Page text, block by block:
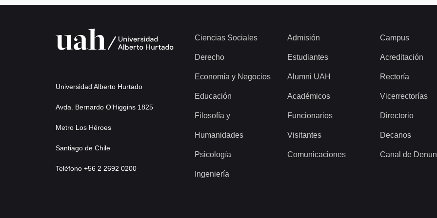
Universidad Alberto Hurtado
Avda. Bernardo O’Higgins 1825
Metro Los Héroes
Santiago de Chile
Teléfono +56 2 2692 0200
Ciencias Sociales
Derecho
Economía y Negocios
Educación
Filosofía y
Humanidades
Psicología
Ingeniería
Admisión
Estudiantes
Alumni UAH
Académicos
Funcionarios
Visitantes
Comunicaciones
Campus
Acreditación
Rectoría
Vicerrectorías
Directorio
Decanos
Canal de